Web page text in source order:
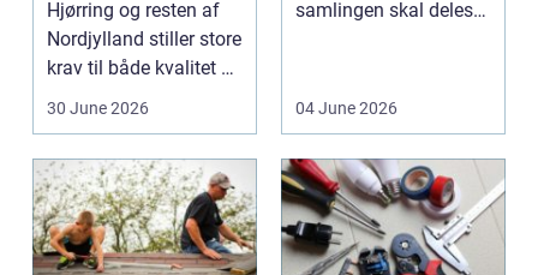
Hjørring og resten af
Nordjylland stiller store
krav til både kvalitet og
hol...
30 June 2026
samlingen skal deles
04 June 2026